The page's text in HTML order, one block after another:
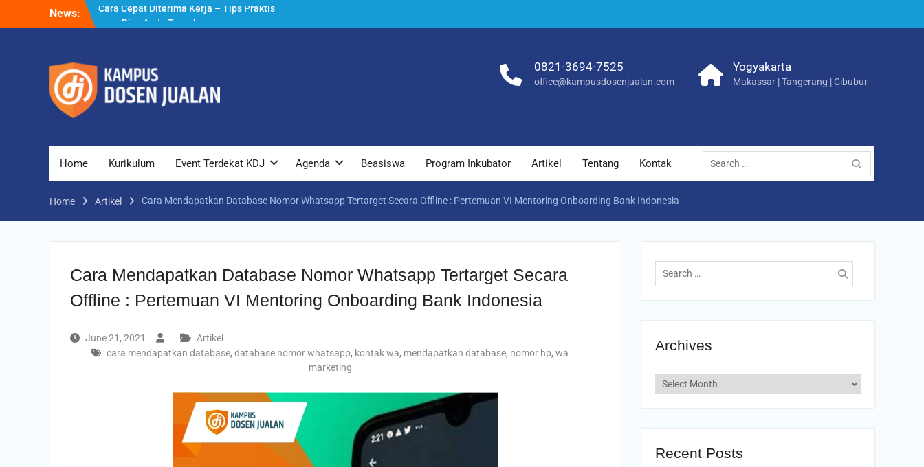
News:
Cara Biar Dapat Pekerjaan – Panduan
Lengkap untuk Pencari Kerja
Cara Cepat Diterima Kerja – Tips Praktis
yang Bisa Anda Terapkan
0821-3694-7525
office@kampusdosenjualan.com
Yogyakarta
Makassar | Tangerang | Cibubur
Home Kurikulum Event Terdekat KDJ Agenda Beasiswa Program Inkubator Artikel Tentang Kontak
Search
for:
Home Artikel Cara Mendapatkan Database Nomor Whatsapp Tertarget Secara Offline : Pertemuan VI Mentoring Onboarding Bank Indonesia
Cara Mendapatkan Database Nomor Whatsapp Tertarget Secara
Offline : Pertemuan VI Mentoring Onboarding Bank Indonesia
June 21, 2021
Artikel
cara mendapatkan database, database nomor whatsapp, kontak wa, mendapatkan database, nomor hp, wa
marketing
Search
for:
Archives
Archives
Recent Posts